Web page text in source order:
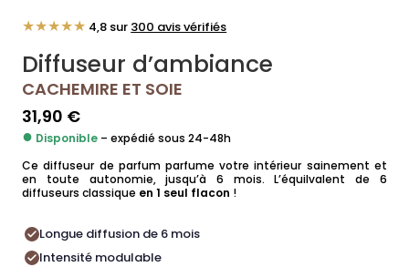
★★★★★ 4,8 sur 300 avis vérifiés
Diffuseur d’ambiance
CACHEMIRE ET SOIE
31,90 €
● Disponible – expédié sous 24-48h
Ce diffuseur de parfum parfume votre intérieur sainement et
en toute autonomie, jusqu’à 6 mois. L’équilvalent de 6
diffuseurs classique en 1 seul flacon !
Longue diffusion de 6 mois
Intensité modulable